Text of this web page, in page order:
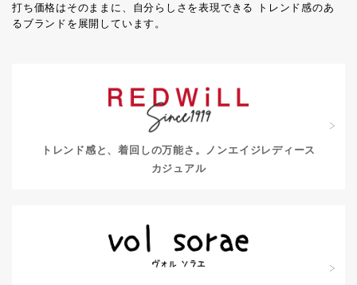
打ち価格はそのままに、自分らしさを表現できる
トレンド感のあ
るブランドを展開しています。
トレンド感と、着回しの万能さ。
ノンエイジレディース
カジュアル